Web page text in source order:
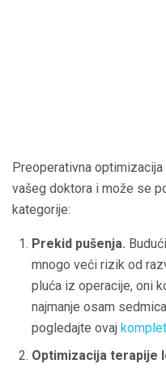
Preoperativna
vašeg doktora i može se
kategorije:
Prekid pušenja.
mnogo veći rizik od
pluća iz operacije, oni
najmanje osam
pogledajte ovaj
Optimizacija terapije